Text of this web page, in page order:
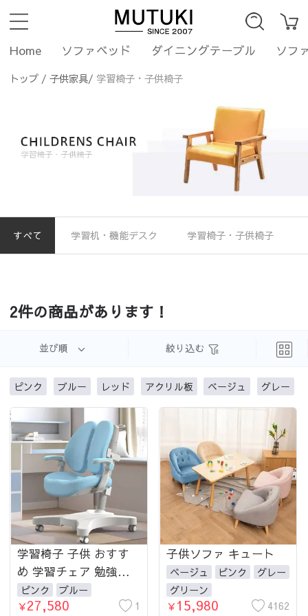
Home ソファベッド ダイニングテーブル ソフ
トップ /子供家具/ 学習椅子・子供椅子
すべて 学習机・機能デスク 学習椅子・子供椅子
2件の商品があります！
並び順 絞り込む
ピンク ブルー レッド アクリル板 ベージュ グレー
学習椅子 子供 おすす
め 学習チェア 勉強椅
子 キャスター付き 椅
子 チェアー 勉強いす
ピンク
ブルー
￥27,580 1
子供ソファ キュート
ベージュ ピンク
グレー
グリーン
￥15,980 4162
没有更多了